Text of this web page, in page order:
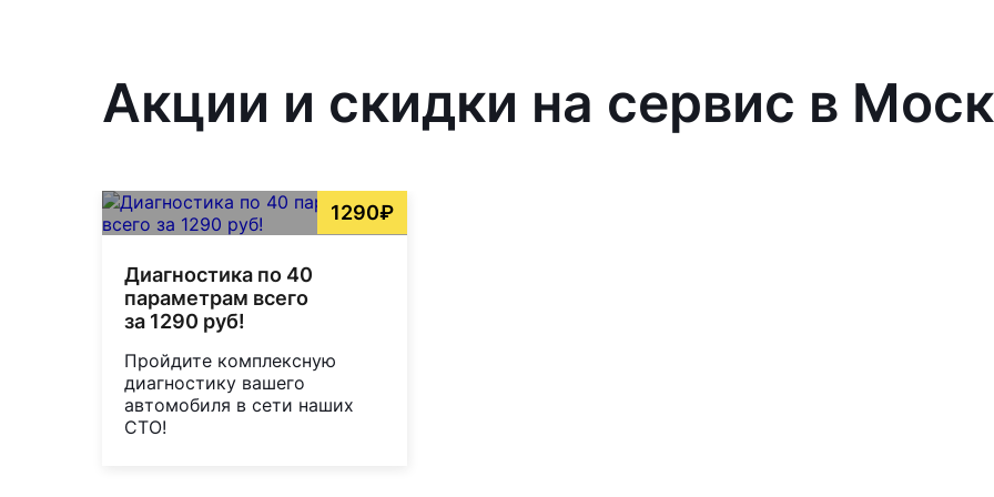
Акции и скидки на сервис в
1290₽
Диагностика по 40
параметрам всего
за 1290 руб!
Пройдите комплексную
диагностику вашего
автомобиля в сети наших
СТО!